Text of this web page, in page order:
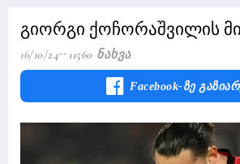
გიორგი ქოჩორაშვილის
16/10/24 11560 Ნახვა
Facebook-Ზე